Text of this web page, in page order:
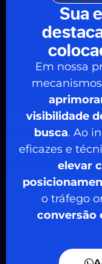
Sua
Em nossa
visibilidade
busca. Ao
eficazes e
elevar
o tráfego
conversão